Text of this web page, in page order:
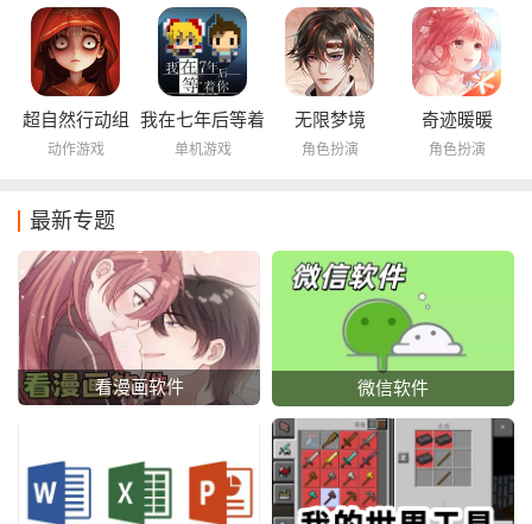
超自然行动组
动作游戏
我在七年后等着
你
单机游戏
无限梦境
角色扮演
奇迹暖暖
角色扮演
最新专题
看漫画软件 微信软件